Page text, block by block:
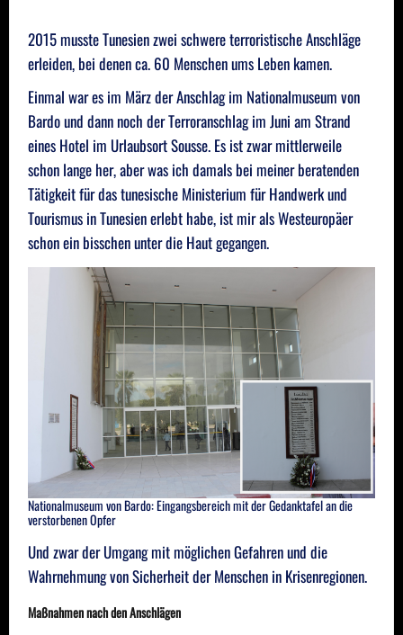
2015 musste Tunesien zwei schwere terroristische Anschläge
erleiden, bei denen ca. 60 Menschen ums Leben kamen.
Einmal war es im März der Anschlag im Nationalmuseum von
Bardo und dann noch der Terroranschlag im Juni am Strand
eines Hotel im Urlaubsort Sousse. Es ist zwar mittlerweile
schon lange her, aber was ich damals bei meiner beratenden
Tätigkeit für das tunesische Ministerium für Handwerk und
Tourismus in Tunesien erlebt habe, ist mir als Westeuropäer
schon ein bisschen unter die Haut gegangen.
Nationalmuseum von Bardo: Eingangsbereich mit der Gedanktafel an die
verstorbenen Opfer
Und zwar der Umgang mit möglichen Gefahren und die
Wahrnehmung von Sicherheit der Menschen in Krisenregionen.
Maßnahmen nach den Anschlägen